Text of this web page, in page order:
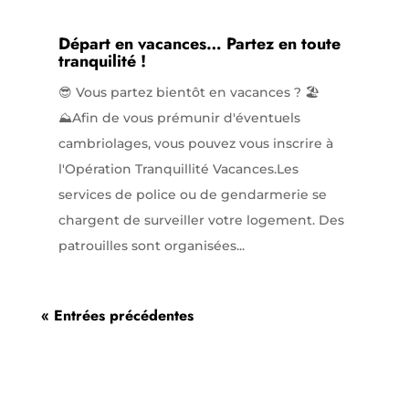
Départ en vacances… Partez en toute
tranquilité !
😎 Vous partez bientôt en vacances ? 🏖️
⛰️Afin de vous prémunir d'éventuels
cambriolages, vous pouvez vous inscrire à
l'Opération Tranquillité Vacances.Les
services de police ou de gendarmerie se
chargent de surveiller votre logement. Des
patrouilles sont organisées...
« Entrées précédentes